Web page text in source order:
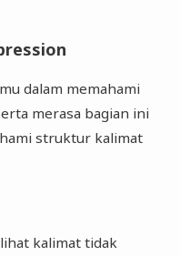
dalam memahami
merasa bagian ini
struktur kalimat
kalimat tidak